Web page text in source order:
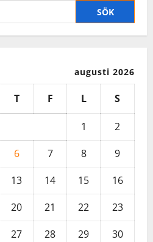
augusti 2026
T F L S
1
2
6 7 8
9
13 14 15
16
20 21 22
23
27 28 29
30